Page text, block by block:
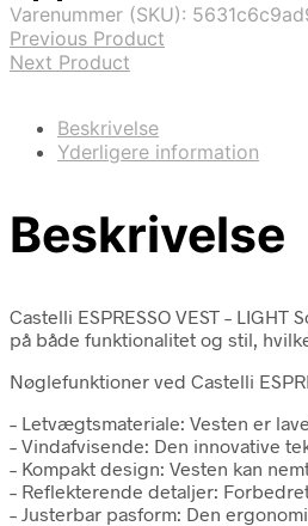
Varenummer (SKU):
Previous Product
Next Product
Beskrivelse
Yderligere information
Beskrivelse
Castelli ESPRESSO VEST –
på både funktionalitet og stil,
Nøglefunktioner ved Castelli
– Letvægtsmateriale: Vesten er
– Vindafvisende: Den innovative
– Kompakt design: Vesten kan
– Reflekterende detaljer:
– Justerbar pasform: Den